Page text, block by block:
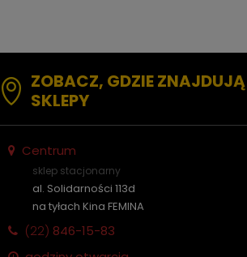
ZOBACZ, GDZIE ZNAJDUJĄ
SKLEPY
Centrum
sklep stacjonarny
al. Solidarności 113d
na tyłach Kina FEMINA
(22) 846-15-83